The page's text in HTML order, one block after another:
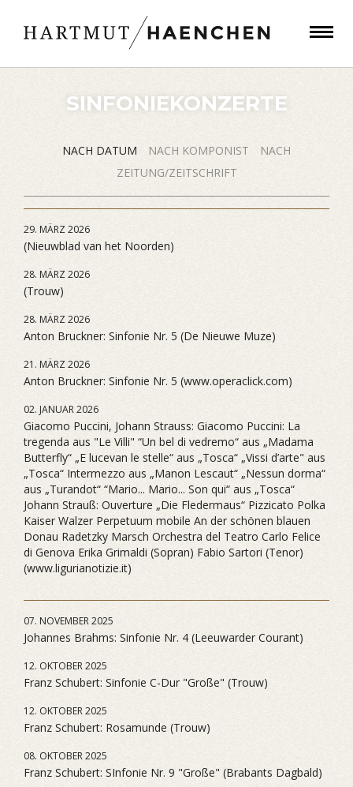
SINFONIEKONZERTE
NACH DATUM NACH KOMPONIST
NACH
ZEITUNG/ZEITSCHRIFT
29. MÄRZ 2026
(Nieuwblad van het Noorden)
28. MÄRZ 2026
(Trouw)
28. MÄRZ 2026
Anton Bruckner: Sinfonie Nr. 5 (De Nieuwe Muze)
21. MÄRZ 2026
Anton Bruckner: Sinfonie Nr. 5 (www.operaclick.com)
02. JANUAR 2026
Giacomo Puccini, Johann Strauss: Giacomo Puccini: La
tregenda aus "Le Villi" “Un bel di vedremo“ aus „Madama
Butterfly“ „E lucevan le stelle“ aus „Tosca“ „Vissi d’arte" aus
„Tosca“ Intermezzo aus „Manon Lescaut“ „Nessun dorma“
aus „Turandot“ “Mario... Mario... Son qui“ aus „Tosca“
Johann Strauß: Ouverture „Die Fledermaus“ Pizzicato Polka
Kaiser Walzer Perpetuum mobile An der schönen blauen
Donau Radetzky Marsch Orchestra del Teatro Carlo Felice
di Genova Erika Grimaldi (Sopran) Fabio Sartori (Tenor)
(www.ligurianotizie.it)
07. NOVEMBER 2025
Johannes Brahms: Sinfonie Nr. 4 (Leeuwarder Courant)
12. OKTOBER 2025
Franz Schubert: Sinfonie C-Dur "Große" (Trouw)
12. OKTOBER 2025
Franz Schubert: Rosamunde (Trouw)
08. OKTOBER 2025
Franz Schubert: SInfonie Nr. 9 "Große" (Brabants Dagbald)